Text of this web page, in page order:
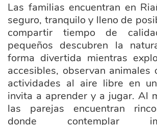
Las familias encuentran en
seguro, tranquilo y lleno de
compartir tiempo de
pequeños descubren la
forma divertida mientras
accesibles, observan animales
actividades al aire libre en
invita a aprender y a jugar. Al
las parejas encuentran
donde contemplar